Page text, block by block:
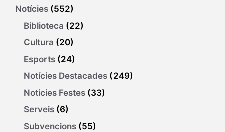
Notícies (552)
Biblioteca (22)
Cultura (20)
Esports (24)
Notícies Destacades (249)
Noticies Festes (33)
Serveis (6)
Subvencions (55)